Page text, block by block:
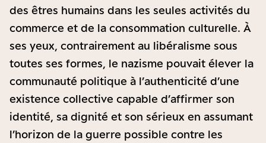
des êtres humains dans les seules activités du
commerce et de la consommation culturelle. À
ses yeux, contrairement au libéralisme sous
toutes ses formes, le nazisme pouvait élever la
communauté politique à l’authenticité d’une
existence collective capable d’affirmer son
identité, sa dignité et son sérieux en assumant
l’horizon de la guerre possible contre les